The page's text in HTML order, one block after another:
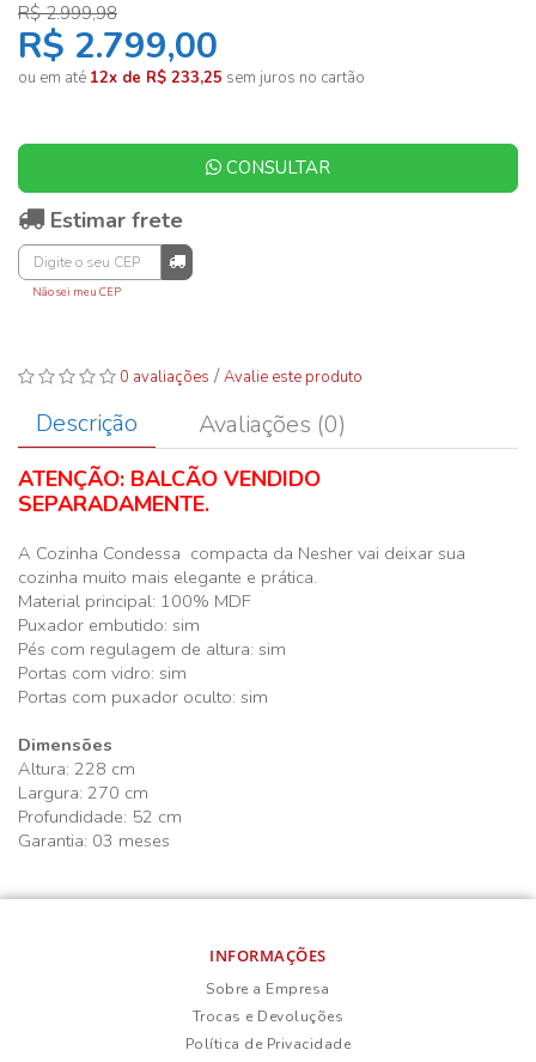
R$ 2.999,98
R$ 2.799,00
ou em até 12x de R$ 233,25 sem juros no cartão
CONSULTAR
Estimar frete
Não sei meu CEP
0 avaliações /Avalie este produto
Descrição Avaliações (0)
ATENÇÃO: BALCÃO VENDIDO
SEPARADAMENTE.
A Cozinha Condessa compacta da Nesher vai deixar sua
cozinha muito mais elegante e prática.
Material principal: 100% MDF
Puxador embutido: sim
Pés com regulagem de altura: sim
Portas com vidro: sim
Portas com puxador oculto: sim
Dimensões
Altura: 228 cm
Largura: 270 cm
Profundidade: 52 cm
Garantia: 03 meses
INFORMAÇÕES
Sobre a Empresa
Trocas e Devoluções
Política de Privacidade